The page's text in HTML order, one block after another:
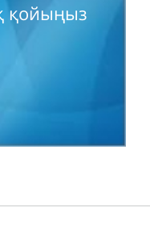
қойыңыз